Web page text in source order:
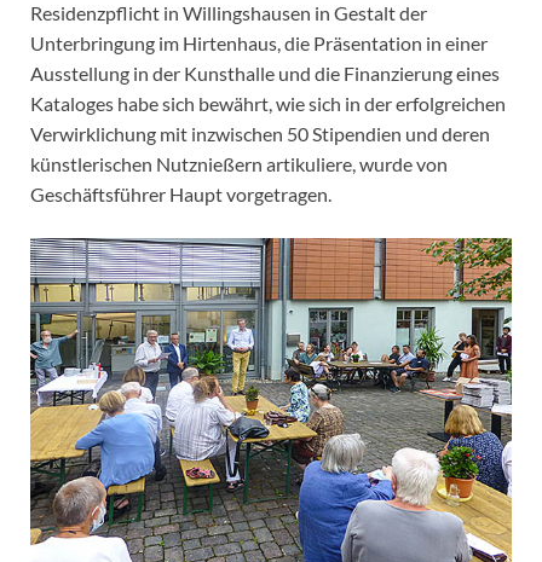
Residenzpflicht in Willingshausen in Gestalt der
Unterbringung im Hirtenhaus, die Präsentation in einer
Ausstellung in der Kunsthalle und die Finanzierung eines
Kataloges habe sich bewährt, wie sich in der erfolgreichen
Verwirklichung mit inzwischen 50 Stipendien und deren
künstlerischen Nutznießern artikuliere, wurde von
Geschäftsführer Haupt vorgetragen.